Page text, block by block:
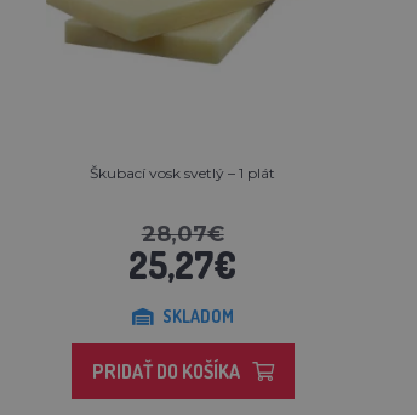
Škubací vosk svetlý – 1 plát
28,07€
25,27€
SKLADOM
PRIDAŤ DO KOŠÍKA